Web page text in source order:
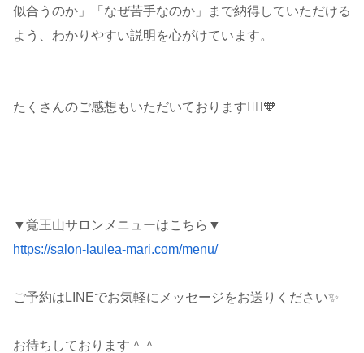
似合うのか」「なぜ苦手なのか」まで納得していただける
よう、わかりやすい説明を心がけています。
たくさんのご感想もいただいております🙇‍♂️🧡
▼覚王山サロンメニューはこちら▼
https://salon-laulea-mari.com/menu/
ご予約はLINEでお気軽にメッセージをお送りください✨
お待ちしております＾＾